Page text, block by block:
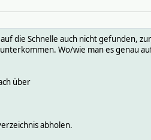
die Schnelle auch nicht gefunden,
Wo/wie man es genau
über
abholen.